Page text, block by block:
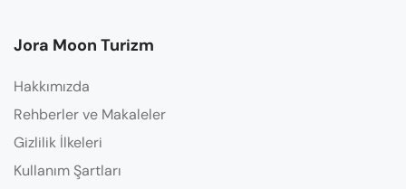
Jora Moon Turizm
Hakkımızda
Rehberler ve Makaleler
Gizlilik İlkeleri
Kullanım Şartları